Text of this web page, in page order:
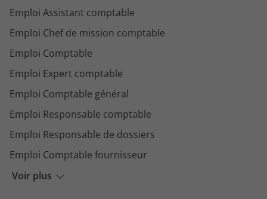
Voir plus
Emploi Assistant comptable
Emploi Chef de mission comptable
Emploi Comptable
Emploi Expert comptable
Emploi Comptable général
Emploi Responsable comptable
Emploi Responsable de dossiers
Emploi Comptable fournisseur
Emploi Gestionnaire comptable